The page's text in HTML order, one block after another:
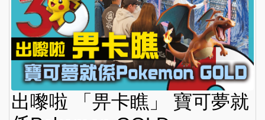
出嚟啦 「畀卡瞧」 寶可夢就